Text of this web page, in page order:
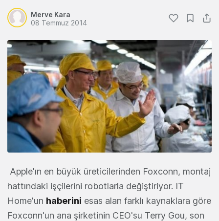
Merve Kara
08 Temmuz 2014
Apple'ın en büyük üreticilerinden Foxconn, montaj
hattındaki işçilerini robotlarla değiştiriyor. IT
Home'un haberini esas alan farklı kaynaklara göre
Foxconn'un ana şirketinin CEO'su Terry Gou, son